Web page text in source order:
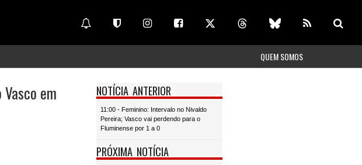
QUEM SOMOS
em
NOTÍCIA ANTERIOR
11:00 - Feminino: Intervalo no Nivaldo
Pereira; Vasco vai perdendo para o
Fluminense por 1 a 0
PRÓXIMA NOTÍCIA